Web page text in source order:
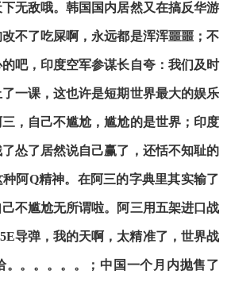
无敌哦。韩国国内居然又在搞反华游
不了吃屎啊，永远都是浑浑噩噩；不
吧，印度空军参谋长自夸：我们及时
一课，这也许是短期世界最大的娱乐
，自己不尴尬，尴尬的是世界；印度
怂了居然说自己赢了，还恬不知耻的
阿Q精神。在阿三的字典里其实输了
不尴尬无所谓啦。阿三用五架进口战
导弹，我的天啊，太精准了，世界战
。。。。。。；中国一个月内抛售了